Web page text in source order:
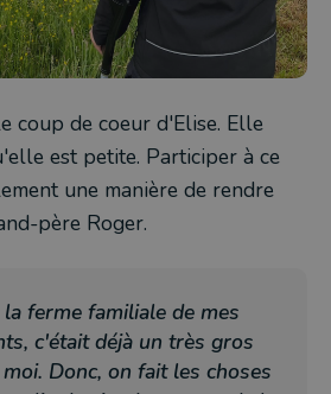
coup de coeur d'Elise. Elle
est petite. Participer à ce
une manière de rendre
père Roger.
ferme familiale de mes
c'était déjà un très gros
Donc, on fait les choses